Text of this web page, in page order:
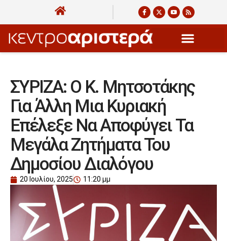
ΣΥΡΙΖΑ: Ο Κ. Μητσοτάκης
Για Άλλη Μια Κυριακή
Επέλεξε Να Αποφύγει Τα
Μεγάλα Ζητήματα Του
Δημοσίου Διαλόγου
20 Ιουλίου, 2025 11:20 μμ